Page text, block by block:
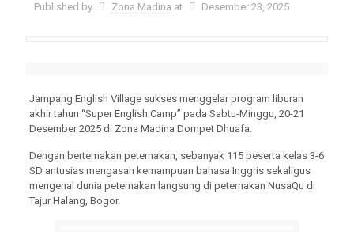
Published by Zona Madina at Desember 23, 2025
Jampang English Village sukses menggelar program liburan
akhir tahun “Super English Camp” pada Sabtu-Minggu, 20-21
Desember 2025 di Zona Madina Dompet Dhuafa.
Dengan bertemakan peternakan, sebanyak 115 peserta kelas 3-6
SD antusias mengasah kemampuan bahasa Inggris sekaligus
mengenal dunia peternakan langsung di peternakan NusaQu di
Tajur Halang, Bogor.